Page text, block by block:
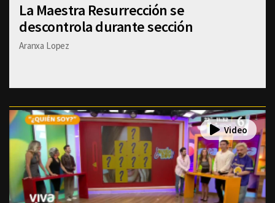
La Maestra Resurrección se
descontrola durante sección
Aranxa Lopez